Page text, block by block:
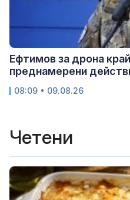
Ефтимов за дрона
преднамерени
08:09 • 09.08.26
Четени